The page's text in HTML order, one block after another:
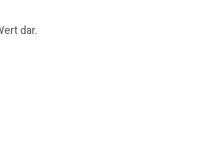
dar.